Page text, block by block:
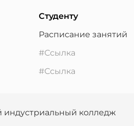
Студенту
Расписание занятий
#Ссылка
#Ссылка
индустриальный колледж